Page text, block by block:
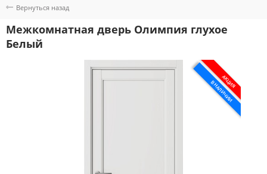
Вернуться назад
Межкомнатная дверь Олимпия глухое
Белый
АКЦИЯ
В НАЛИЧИИ